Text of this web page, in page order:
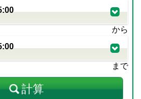
から
まで
計算